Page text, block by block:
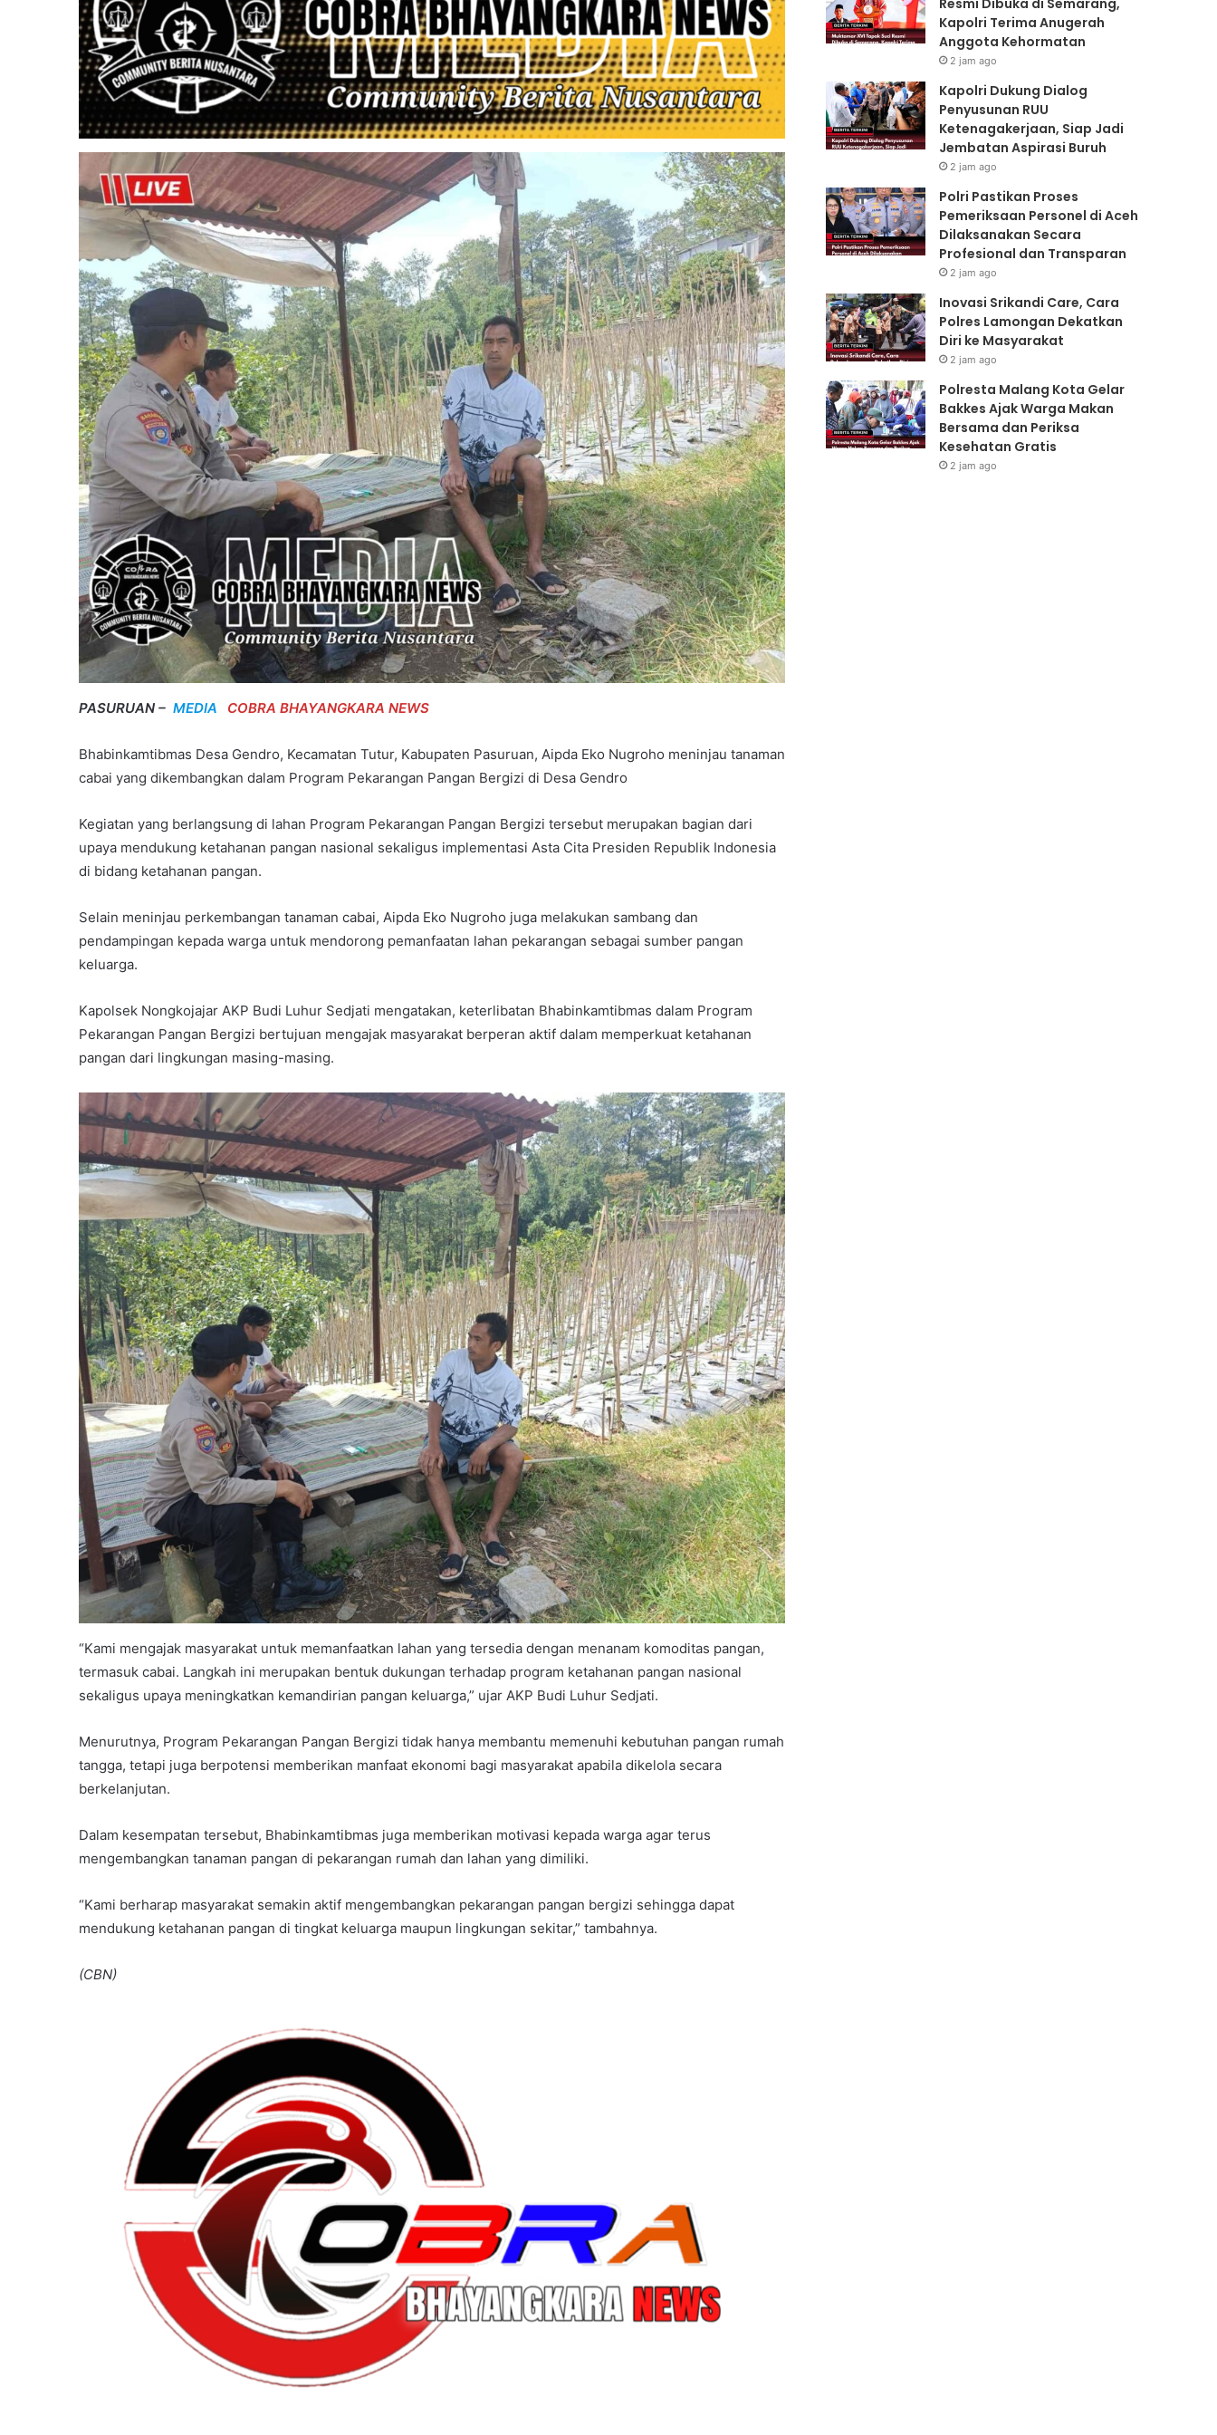
PASURUAN – MEDIA COBRA BHAYANGKARA NEWS
Bhabinkamtibmas Desa Gendro, Kecamatan Tutur, Kabupaten Pasuruan, Aipda Eko Nugroho meninjau tanaman
cabai yang dikembangkan dalam Program Pekarangan Pangan Bergizi di Desa Gendro
Kegiatan yang berlangsung di lahan Program Pekarangan Pangan Bergizi tersebut merupakan bagian dari
upaya mendukung ketahanan pangan nasional sekaligus implementasi Asta Cita Presiden Republik Indonesia
di bidang ketahanan pangan.
Selain meninjau perkembangan tanaman cabai, Aipda Eko Nugroho juga melakukan sambang dan
pendampingan kepada warga untuk mendorong pemanfaatan lahan pekarangan sebagai sumber pangan
keluarga.
Kapolsek Nongkojajar AKP Budi Luhur Sedjati mengatakan, keterlibatan Bhabinkamtibmas dalam Program
Pekarangan Pangan Bergizi bertujuan mengajak masyarakat berperan aktif dalam memperkuat ketahanan
pangan dari lingkungan masing-masing.
“Kami mengajak masyarakat untuk memanfaatkan lahan yang tersedia dengan menanam komoditas pangan,
termasuk cabai. Langkah ini merupakan bentuk dukungan terhadap program ketahanan pangan nasional
sekaligus upaya meningkatkan kemandirian pangan keluarga,” ujar AKP Budi Luhur Sedjati.
Menurutnya, Program Pekarangan Pangan Bergizi tidak hanya membantu memenuhi kebutuhan pangan rumah
tangga, tetapi juga berpotensi memberikan manfaat ekonomi bagi masyarakat apabila dikelola secara
berkelanjutan.
Dalam kesempatan tersebut, Bhabinkamtibmas juga memberikan motivasi kepada warga agar terus
mengembangkan tanaman pangan di pekarangan rumah dan lahan yang dimiliki.
“Kami berharap masyarakat semakin aktif mengembangkan pekarangan pangan bergizi sehingga dapat
mendukung ketahanan pangan di tingkat keluarga maupun lingkungan sekitar,” tambahnya.
(CBN)
Resmi Dibuka di Semarang,
Kapolri Terima Anugerah
Anggota Kehormatan
2 jam ago
Kapolri Dukung Dialog
Penyusunan RUU
Ketenagakerjaan, Siap Jadi
Jembatan Aspirasi Buruh
2 jam ago
Polri Pastikan Proses
Pemeriksaan Personel di Aceh
Dilaksanakan Secara
Profesional dan Transparan
2 jam ago
Inovasi Srikandi Care, Cara
Polres Lamongan Dekatkan
Diri ke Masyarakat
2 jam ago
Polresta Malang Kota Gelar
Bakkes Ajak Warga Makan
Bersama dan Periksa
Kesehatan Gratis
2 jam ago